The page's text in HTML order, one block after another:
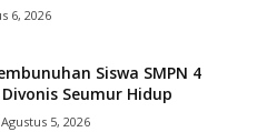
6, 2026
Siswa SMPN 4
Seumur Hidup
Agustus 5, 2026